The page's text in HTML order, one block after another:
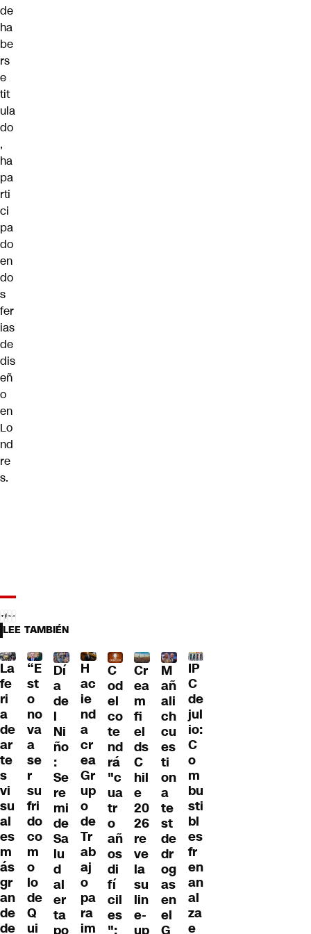
de
ha
be
rs
e
tit
ula
do
,
ha
pa
rti
ci
pa
do
en
do
s
fer
ias
de
dis
eñ
o
en
Lo
nd
re
s.
LEE TAMBIÉN
La
fe
ri
a
de
ar
te
s
vi
su
al
es
m
ás
gr
an
de
de
“E
st
o
no
va
a
se
r
su
fri
do
co
m
o
lo
de
Q
ui
Dí
a
de
l
Ni
ño
:
Se
re
mi
de
Sa
lu
d
al
er
ta
po
H
ac
ie
nd
a
cr
ea
Gr
up
o
de
Tr
ab
aj
o
pa
ra
im
C
od
el
co
te
nd
rá
"c
ua
tr
o
añ
os
di
fí
cil
es
":
Cr
ea
m
fi
el
ds
C
hil
e
20
26
re
ve
la
su
lin
e-
up
M
añ
ali
ch
cu
es
ti
on
a
te
st
de
dr
og
as
en
el
G
IP
C
de
jul
io:
C
o
m
bu
sti
bl
es
fr
en
an
al
za
e